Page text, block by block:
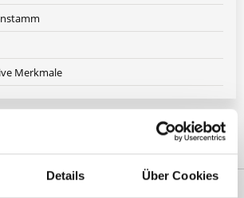
Details Über Cookies
Merkmale